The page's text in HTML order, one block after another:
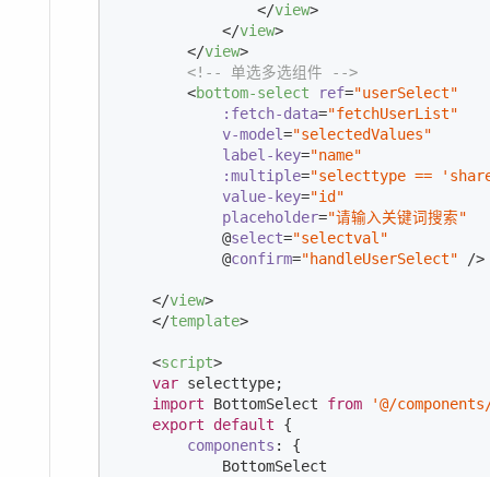
</view>
</view>
</view>
<!-- 单选多选组件 -->
<bottom-select ref="userSelect"
:fetch-data="fetchUserList"
v-model="selectedValues"
label-key="name"
:multiple="selecttype ==
value-key="id"
placeholder="请输入关键词搜索"
            @
select="selectval"
            @
confirm="handleUserSelect" />
</view>
</template>
<script>
var selecttype;
import BottomSelect from
'@/
export
default {
components : {
            BottomSelect